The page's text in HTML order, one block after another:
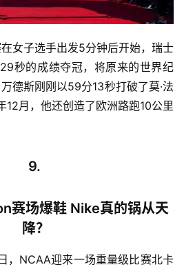
秒的成绩夺冠，将原来的世界纪
德斯刚刚以59分13秒打破了莫·法
12月，他还创造了欧洲路跑10公里
9.
赛场爆鞋 Nike真的锅从天
降？
，NCAA迎来一场重量级比赛北卡